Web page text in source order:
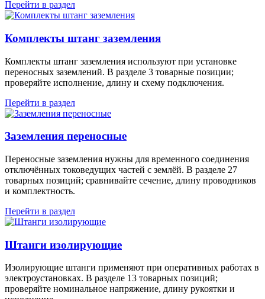
Перейти в раздел
Комплекты штанг заземления
Комплекты штанг заземления используют при установке
переносных заземлений. В разделе 3 товарные позиции;
проверяйте исполнение, длину и схему подключения.
Перейти в раздел
Заземления переносные
Переносные заземления нужны для временного соединения
отключённых токоведущих частей с землёй. В разделе 27
товарных позиций; сравнивайте сечение, длину проводников
и комплектность.
Перейти в раздел
Штанги изолирующие
Изолирующие штанги применяют при оперативных работах в
электроустановках. В разделе 13 товарных позиций;
проверяйте номинальное напряжение, длину рукоятки и